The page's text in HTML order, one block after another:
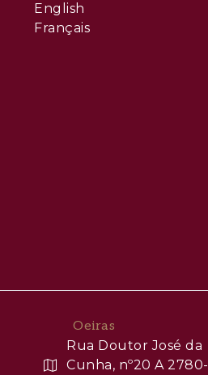
English
Français
Oeiras
Rua Doutor José da
Cunha, nº20 A 2780-